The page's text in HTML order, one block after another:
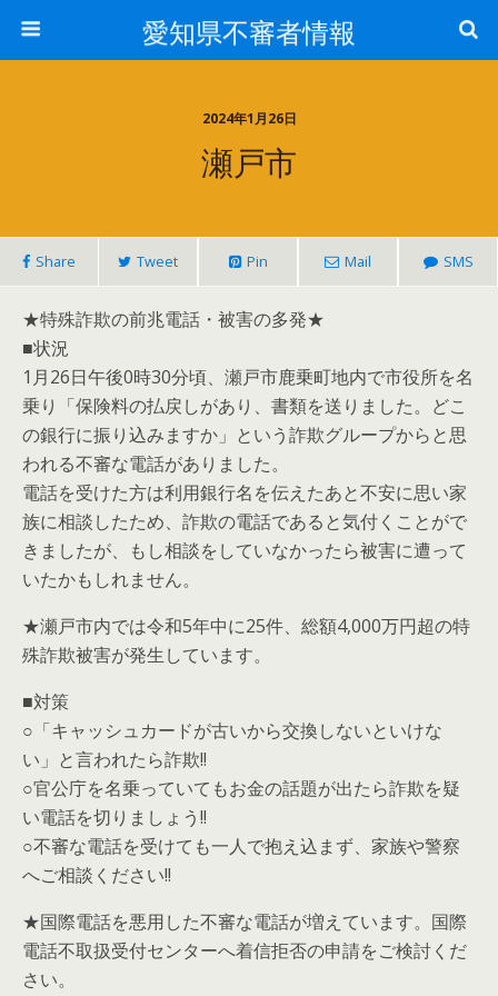
愛知県不審者情報
2024年1月26日
瀬戸市
Share Tweet Pin Mail SMS
★特殊詐欺の前兆電話・被害の多発★
■状況
1月26日午後0時30分頃、瀬戸市鹿乗町地内で市役所を名
乗り「保険料の払戻しがあり、書類を送りました。どこ
の銀行に振り込みますか」という詐欺グループからと思
われる不審な電話がありました。
電話を受けた方は利用銀行名を伝えたあと不安に思い家
族に相談したため、詐欺の電話であると気付くことがで
きましたが、もし相談をしていなかったら被害に遭って
いたかもしれません。
★瀬戸市内では令和5年中に25件、総額4,000万円超の特
殊詐欺被害が発生しています。
■対策
○「キャッシュカードが古いから交換しないといけな
い」と言われたら詐欺!!
○官公庁を名乗っていてもお金の話題が出たら詐欺を疑
い電話を切りましょう!!
○不審な電話を受けても一人で抱え込まず、家族や警察
へご相談ください!!
★国際電話を悪用した不審な電話が増えています。国際
電話不取扱受付センターへ着信拒否の申請をご検討くだ
さい。